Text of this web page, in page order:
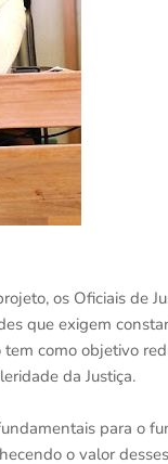
os Oficiais de
que exigem
como objetivo
da Justiça.
para o
o valor